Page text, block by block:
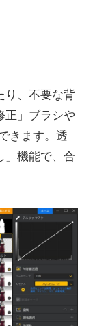
り、不要な背
正」ブラシや
きます。透
」機能で、合